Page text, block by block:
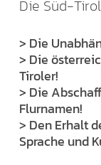
Die Süd-
> Die
> Die
Tiroler!
> Die
Flurnamen!
> Den Erhalt
Sprache und